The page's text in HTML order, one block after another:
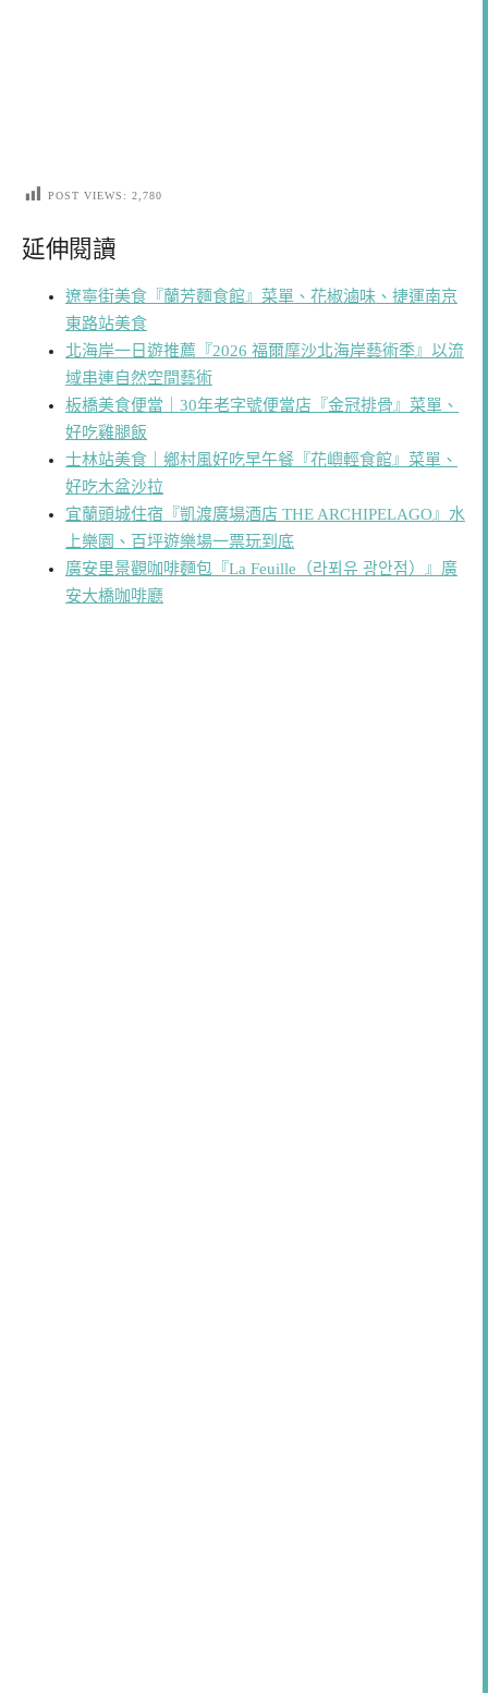
POST VIEWS: 2,780
延伸閱讀
遼寧街美食『蘭芳麵食館』菜單、花椒滷味、捷運南京
東路站美食
北海岸一日遊推薦『2026 福爾摩沙北海岸藝術季』以流
域串連自然空間藝術
板橋美食便當｜30年老字號便當店『金冠排骨』菜單、
好吃雞腿飯
士林站美食｜鄉村風好吃早午餐『花嶼輕食館』菜單、
好吃木盆沙拉
宜蘭頭城住宿『凱渡廣場酒店 THE ARCHIPELAGO』水
上樂園、百坪遊樂場一票玩到底
廣安里景觀咖啡麵包『La Feuille（라푀유 광안점）』廣
安大橋咖啡廳